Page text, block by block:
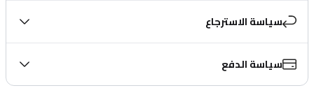
سياسة الاسترجاع
سياسة الدفع